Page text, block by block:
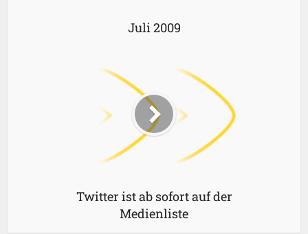
Juli 2009
Twitter ist ab sofort auf der
Medienliste